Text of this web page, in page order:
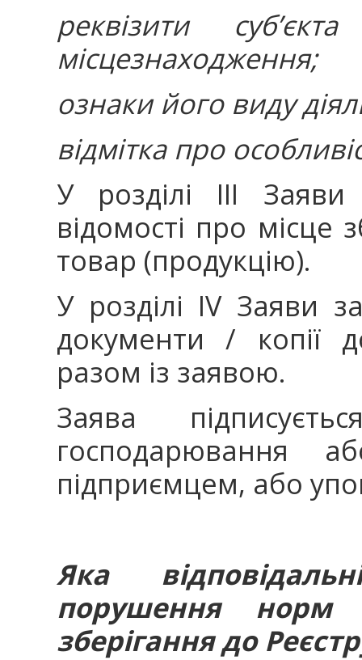
реквізити
місцезнаходження;
ознаки його виду
відмітка про
У розділі ІІІ
відомості про місце
товар (продукцію).
У розділі ІV Заяви
документи / копії
разом із заявою.
Заява
господарювання
підприємцем, або
Яка
порушення норм
зберігання до